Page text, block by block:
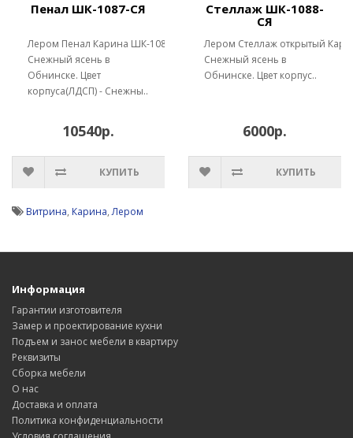
Пенал ШК-1087-СЯ
Лером Пенал Карина ШК-1087
Снежный ясень в
Обнинске. Цвет
корпуса(ЛДСП) - Снежны..
10540р.
КУПИТЬ
Стеллаж ШК-1088-
СЯ
Лером Стеллаж открытый
Снежный ясень в
Обнинске. Цвет корпус..
6000р.
КУПИТЬ
Витрина, Карина,Лером
Информация
Гарантии изготовителя
Замер и проектирование кухни
Подъем и занос мебели в квартиру
Реквизиты
Сборка мебели
О нас
Доставка и оплата
Политика конфиденциальности